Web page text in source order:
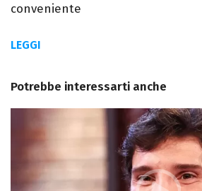
conveniente
LEGGI
Potrebbe interessarti anche